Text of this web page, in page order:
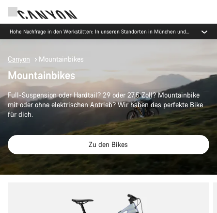
Hohe Nachfrage in den Werkstätten: In unseren Standorten in München und
Koblenz gibt es derzeit längere Wartezeiten als üblich.
Canyon Mountainbikes
Mountainbikes
Full-Suspension oder Hardtail? 29 oder 27,5 Zoll? Mountainbike
mit oder ohne elektrischen Antrieb? Wir haben das perfekte Bike
für dich.
Zu den Bikes